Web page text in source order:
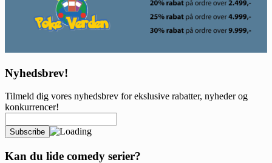
Nyhedsbrev!
Tilmeld dig vores nyhedsbrev for ekslusive rabatter, nyheder og
konkurrencer!
Kan du lide comedy serier?